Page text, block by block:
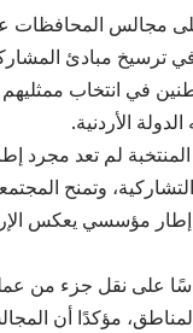
مجالس المحافظات
مبادئ
في انتخاب
الأردنية.
لم تعد مجرد
وتمنح
إطار مؤسسي يعكس
على نقل جزء من
مؤكدًا أن